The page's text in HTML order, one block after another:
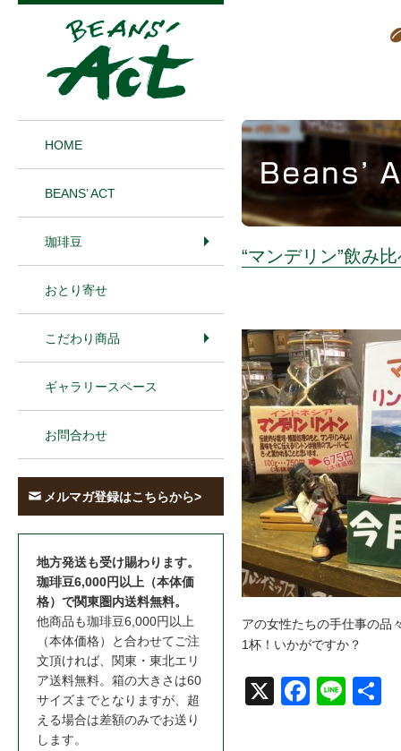
“マンデリン”飲み
アの女性たちの手仕事の
1杯！いかがですか？
Face
Line
HOME
BEANS’ ACT
珈琲豆
おとり寄せ
こだわり商品
ギャラリースペース
お問合わせ
メルマガ登録はこちらから>
地方発送も受け賜わります。
珈琲豆6,000円以上（本体価
格）で関東圏内送料無料。
他商品も珈琲豆6,000円以上
（本体価格）と合わせてご注
文頂ければ、関東・東北エリ
ア送料無料。箱の大きさは60
サイズまでとなりますが、超
える場合は差額のみでお送り
します。